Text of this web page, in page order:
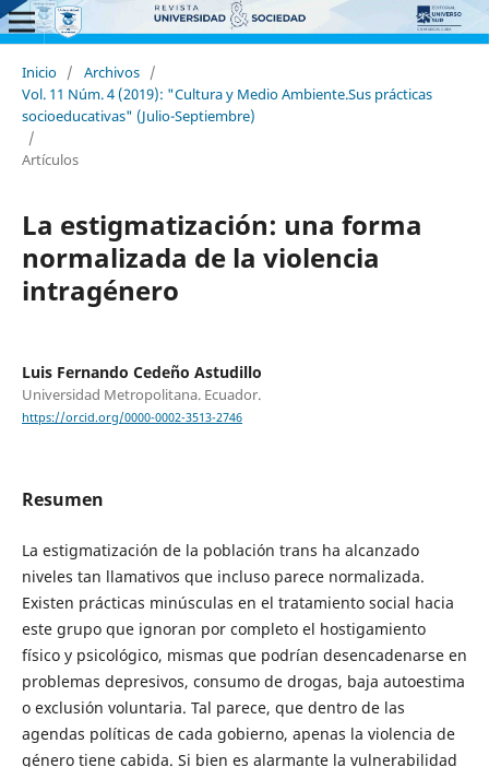
Inicio / Archivos /
Vol. 11 Núm. 4 (2019): "Cultura y Medio Ambiente.Sus prácticas
socioeducativas" (Julio-Septiembre)
/
Artículos
La estigmatización: una forma
normalizada de la violencia
intragénero
Luis Fernando Cedeño Astudillo
Universidad Metropolitana. Ecuador.
https://orcid.org/0000-0002-3513-2746
Resumen
La estigmatización de la población trans ha alcanzado
niveles tan llamativos que incluso parece normalizada.
Existen prácticas minúsculas en el tratamiento social hacia
este grupo que ignoran por completo el hostigamiento
físico y psicológico, mismas que podrían desencadenarse en
problemas depresivos, consumo de drogas, baja autoestima
o exclusión voluntaria. Tal parece, que dentro de las
agendas políticas de cada gobierno, apenas la violencia de
género tiene cabida. Si bien es alarmante la vulnerabilidad